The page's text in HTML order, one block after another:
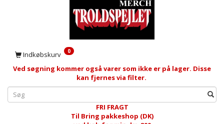
Indkøbskurv 0
Ved søgning kommer også varer som ikke er på lager. Disse
kan fjernes via filter.
FRI FRAGT
Til Bring pakkeshop (DK)